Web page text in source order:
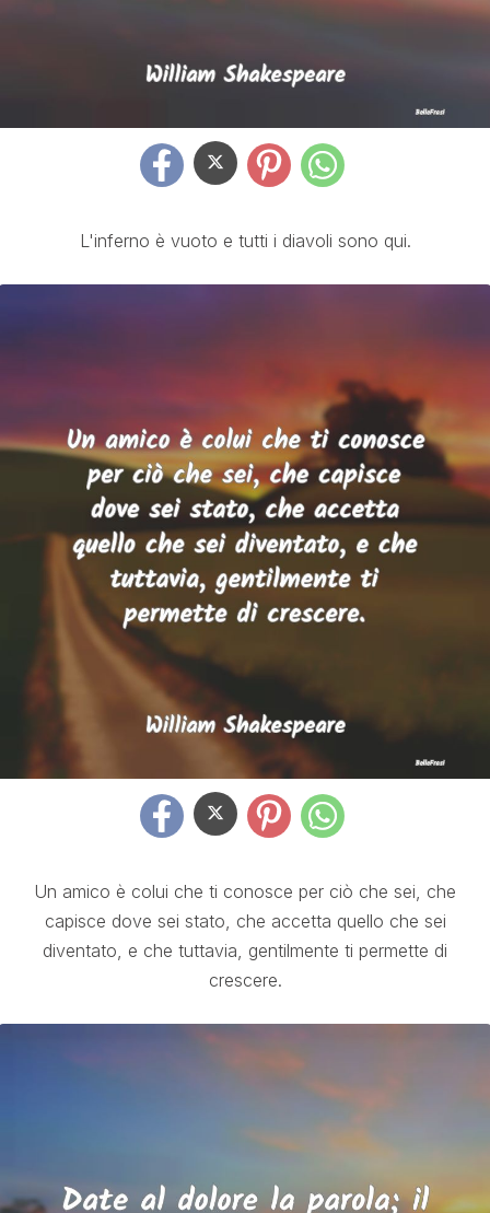
L'inferno è vuoto e tutti i diavoli sono qui.
Un amico è colui che ti conosce per ciò che sei, che
capisce dove sei stato, che accetta quello che sei
diventato, e che tuttavia, gentilmente ti permette di
crescere.